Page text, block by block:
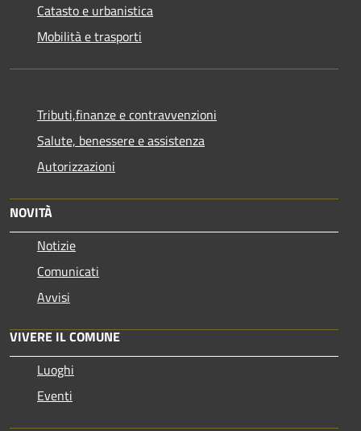
Catasto e urbanistica
Mobilità e trasporti
Tributi,finanze e contravvenzioni
Salute, benessere e assistenza
Autorizzazioni
NOVITÀ
Notizie
Comunicati
Avvisi
VIVERE IL COMUNE
Luoghi
Eventi